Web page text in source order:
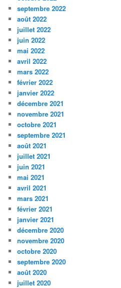
septembre 2022
août 2022
juillet 2022
juin 2022
mai 2022
avril 2022
mars 2022
février 2022
janvier 2022
décembre 2021
novembre 2021
octobre 2021
septembre 2021
août 2021
juillet 2021
juin 2021
mai 2021
avril 2021
mars 2021
février 2021
janvier 2021
décembre 2020
novembre 2020
octobre 2020
septembre 2020
août 2020
juillet 2020